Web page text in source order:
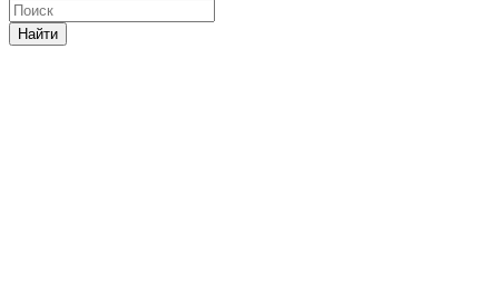
Найти